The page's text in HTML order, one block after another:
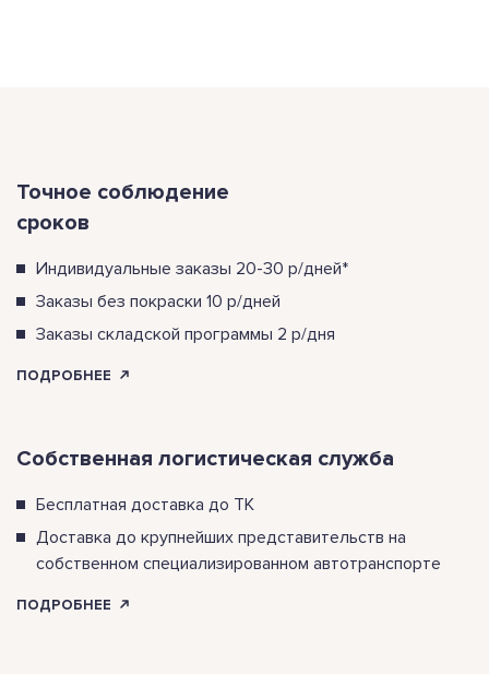
Точное соблюдение
сроков
Индивидуальные заказы 20-30 р/дней*
Заказы без покраски 10 р/дней
Заказы складской программы 2 р/дня
ПОДРОБНЕЕ
Собственная логистическая служба
Бесплатная доставка до ТК
Доставка до крупнейших представительств на
собственном специализированном автотранспорте
ПОДРОБНЕЕ